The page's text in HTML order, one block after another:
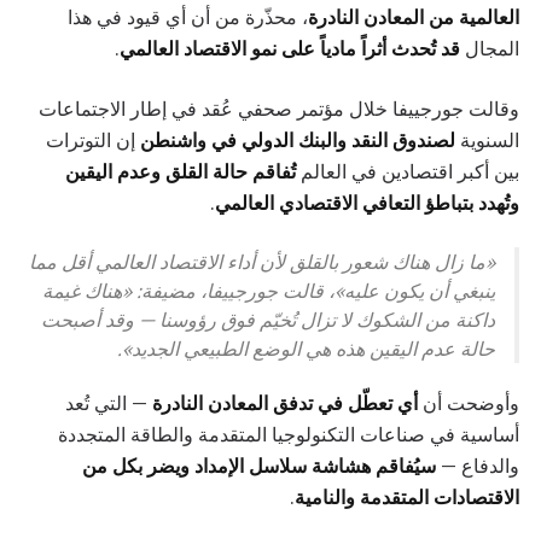
العالمية من المعادن النادرة، محذّرة من أن أي قيود في هذا
المجال قد تُحدث أثراً مادياً على نمو الاقتصاد العالمي.
وقالت جورجييفا خلال مؤتمر صحفي عُقد في إطار الاجتماعات
السنوية لصندوق النقد والبنك الدولي في واشنطن إن التوترات
بين أكبر اقتصادين في العالمتُفاقم حالة القلق وعدم اليقين
وتُهدد بتباطؤ التعافي الاقتصادي العالمي.
«ما زال هناك شعور بالقلق لأن أداء الاقتصاد العالمي أقل مما
ينبغي أن يكون عليه»، قالت جورجييفا، مضيفة: «هناك غيمة
داكنة من الشكوك لا تزال تُخيّم فوق رؤوسنا — وقد أصبحت
حالة عدم اليقين هذه هي الوضع الطبيعي الجديد».
وأوضحت أن أي تعطّل في تدفق المعادن النادرة — التي تُعد
أساسية في صناعات التكنولوجيا المتقدمة والطاقة المتجددة
والدفاع — سيُفاقم هشاشة سلاسل الإمداد ويضر بكل من
الاقتصادات المتقدمة والنامية.